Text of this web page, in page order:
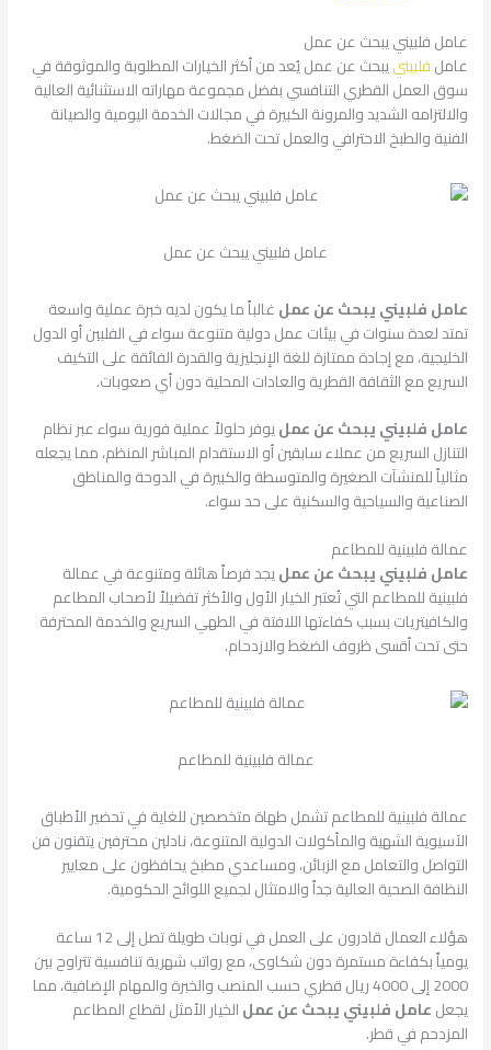
عامل فلبيني يبحث عن عمل
عاملفلبينييبحث عن عمل يُعد من أكثر الخيارات المطلوبة والموثوقة في
سوق العمل القطري التنافسي بفضل مجموعة مهاراته الاستثنائية العالية
والالتزامه الشديد والمرونة الكبيرة في مجالات الخدمة اليومية والصيانة
الفنية والطبخ الاحترافي والعمل تحت الضغط.
عامل فلبيني يبحث عن عمل
عامل فلبيني يبحث عن عملغالباً ما يكون لديه خبرة عملية واسعة
تمتد لعدة سنوات في بيئات عمل دولية متنوعة سواء في الفلبين أو الدول
الخليجية، مع إجادة ممتازة للغة الإنجليزية والقدرة الفائقة على التكيف
السريع مع الثقافة القطرية والعادات المحلية دون أي صعوبات.
عامل فلبيني يبحث عن عمليوفر حلولاً عملية فورية سواء عبر نظام
التنازل السريع من عملاء سابقين أو الاستقدام المباشر المنظم، مما يجعله
مثالياً للمنشآت الصغيرة والمتوسطة والكبيرة في الدوحة والمناطق
الصناعية والسياحية والسكنية على حد سواء.
عمالة فلبينية للمطاعم
عامل فلبيني يبحث عن عمليجد فرصاً هائلة ومتنوعة في عمالة
فلبينية للمطاعم التي تُعتبر الخيار الأول والأكثر تفضيلاً لأصحاب المطاعم
والكافيتريات بسبب كفاءتها اللافتة في الطهي السريع والخدمة المحترفة
حتى تحت أقسى ظروف الضغط والازدحام.
عمالة فلبينية للمطاعم
عمالة فلبينية للمطاعم تشمل طهاة متخصصين للغاية في تحضير الأطباق
الآسيوية الشهية والمأكولات الدولية المتنوعة، نادلين محترفين يتقنون فن
التواصل والتعامل مع الزبائن، ومساعدي مطبخ يحافظون على معايير
النظافة الصحية العالية جداً والامتثال لجميع اللوائح الحكومية.
هؤلاء العمال قادرون على العمل في نوبات طويلة تصل إلى 12 ساعة
يومياً بكفاءة مستمرة دون شكاوى، مع رواتب شهرية تنافسية تتراوح بين
2000 إلى 4000 ريال قطري حسب المنصب والخبرة والمهام الإضافية، مما
يجعلعامل فلبيني يبحث عن عملالخيار الأمثل لقطاع المطاعم
المزدحم في قطر.